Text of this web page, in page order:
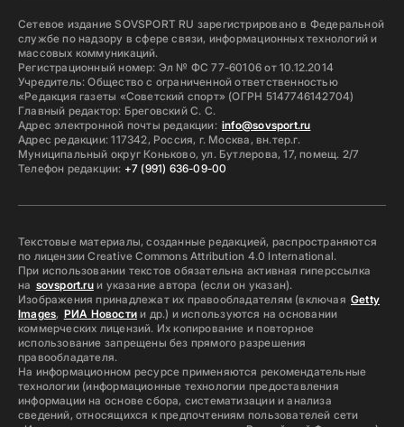
Сетевое издание SOVSPORT RU зарегистрировано в Федеральной
службе по надзору в сфере связи, информационных технологий и
массовых коммуникаций.
Регистрационный номер: Эл № ФС 77-60106 от 10.12.2014
Учредитель: Общество с ограниченной ответственностью
«Редакция газеты «Советский спорт» (ОГРН 5147746142704)
Главный редактор: Бреговский С. С.
Адрес электронной почты редакции: info@sovsport.ru
Адрес редакции: 117342, Россия, г. Москва, вн.тер.г.
Муниципальный округ Коньково, ул. Бутлерова, 17, помещ. 2/7
Телефон редакции: +7 (991) 636-09-00
Текстовые материалы, созданные редакцией, распространяются
по лицензии Creative Commons Attribution 4.0 International.
При использовании текстов обязательна активная гиперссылка
на sovsport.ruи указание автора (если он указан).
Изображения принадлежат их правообладателям (включая Getty
Images, РИА Новостии др.) и используются на основании
коммерческих лицензий. Их копирование и повторное
использование запрещены без прямого разрешения
правообладателя.
На информационном ресурсе применяются рекомендательные
технологии (информационные технологии предоставления
информации на основе сбора, систематизации и анализа
сведений, относящихся к предпочтениям пользователей сети